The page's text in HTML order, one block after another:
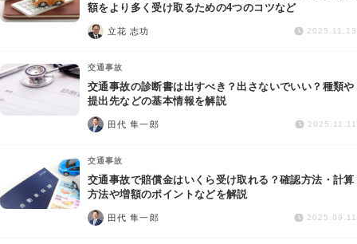
額をより多く受け取るための4つのコツなど
立花 志功 2025.11.13
交通事故
交通事故の診断書は出すべき？出さないでいい？種類や
提出先などの基本情報を解説
田代 隼一郎 2025.11.11
交通事故
交通事故で賠償金はいくら受け取れる？確認方法・計算
方法や増額のポイントなどを解説
田代 隼一郎 2025.09.11